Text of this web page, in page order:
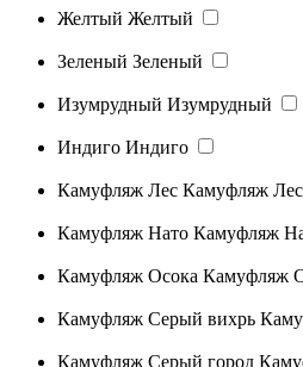
Желтый Желтый
Зеленый Зеленый
Изумрудный Изумрудный
Индиго Индиго
Камуфляж Лес Камуфляж Лес
Камуфляж Нато Камуфляж
Камуфляж Осока Камуфляж
Камуфляж Серый вихрь
Камуфляж Серый город